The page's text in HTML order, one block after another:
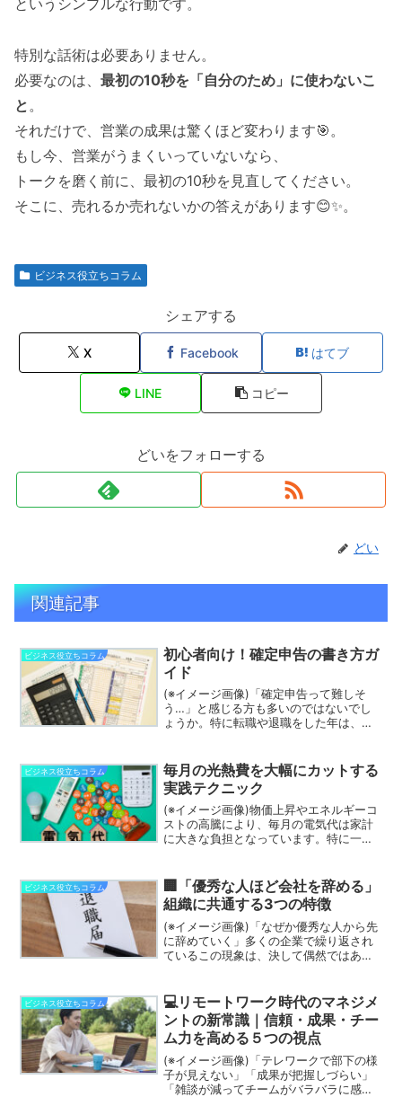
というシンプルな行動です。
特別な話術は必要ありません。
必要なのは、 最初の10秒を「自分のため」に使わないこ
と。
それだけで、営業の成果は驚くほど変わります🎯。
もし今、営業がうまくいっていないなら、
トークを磨く前に、最初の10秒を見直してください。
そこに、売れるか売れないかの答えがあります😊✨。
ビジネス役立ちコラム
シェアする
X Facebook はてブ
LINE コピー
どいをフォローする
どい
関連記事
ビジネス役立ちコラム
初心者向け！確定申告の書き方ガ
イド
(※イメージ画像)「確定申告って難しそ
う…」と感じる方も多いのではないでし
ょうか。特に転職や退職をした年は、年
す。医療費控除やふるさと納税、複数の
収入がある方も申告が必...
ビジネス役立ちコラム
毎月の光熱費を大幅にカットする
実践テクニック
(※イメージ画像)物価上昇やエネルギーコ
ストの高騰により、毎月の電気代は家計
に大きな負担となっています。特に一人
か？」は切実な課題です。実は、ちょっ
とした生活習慣の見直し...
ビジネス役立ちコラム
🏢「優秀な人ほど会社を辞める」
組織に共通する3つの特徴
(※イメージ画像)「なぜか優秀な人から先
に辞めていく」多くの企業で繰り返され
ているこの現象は、決して偶然ではあり
う共通点があります😔売上や評価制度の
問題ではなく、もっ...
ビジネス役立ちコラム
💻リモートワーク時代のマネジメ
ントの新常識｜信頼・成果・チー
ム力を高める５つの視点
(※イメージ画像)「テレワークで部下の様
子が見えない」「成果が把握しづらい」
「雑談が減ってチームがバラバラに感じ